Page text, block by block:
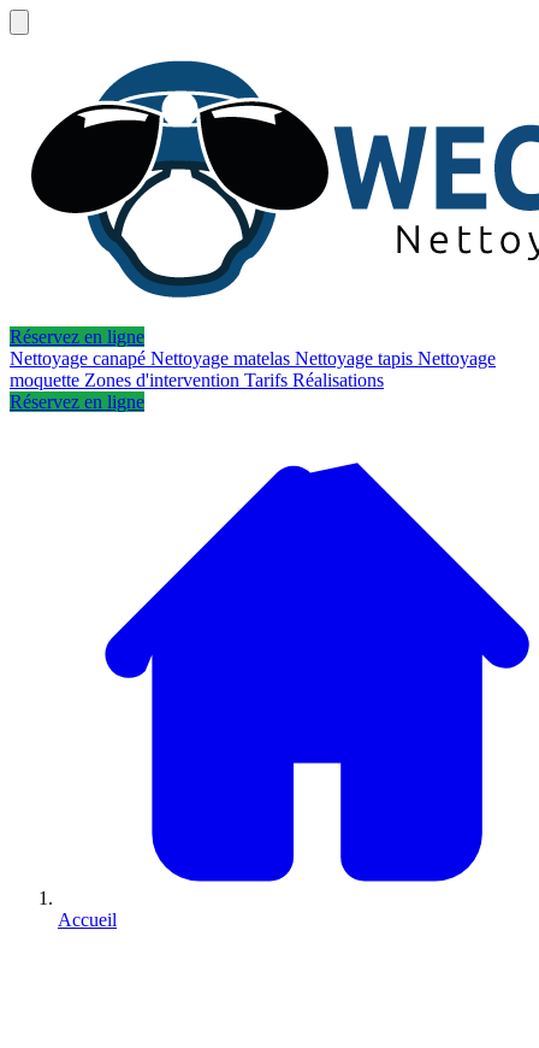
Réservez en ligne
Nettoyage canapé Nettoyage matelas Nettoyage tapis Nettoyage
moquette Zones d'intervention Tarifs Réalisations
Réservez en ligne
Accueil